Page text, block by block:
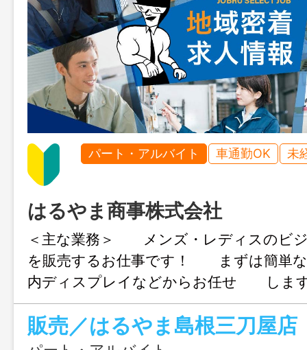
パート・アルバイト 車通勤OK 未
はるやま商事株式会社
＜主な業務＞ メンズ・レディスのビ
を販売するお仕事です！ まずは簡単な
内ディスプレイなどからお任せ しま
ーツの販売をお任せすることはござい
ご安心ください♪ 在籍スタッフのほと
らのスタートです！！ 充実した教育
販売／はるやま島根三刀屋店